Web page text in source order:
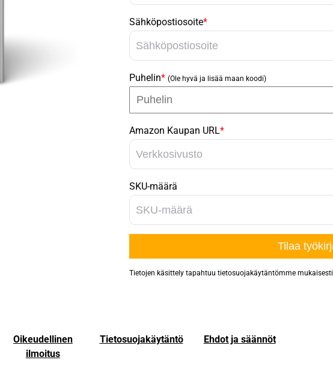
Sähköpostiosoite*
Puhelin* (Ole hyvä ja lisää maan koodi)
Amazon Kaupan URL*
SKU-määrä
Tietojen käsittely tapahtuu tietosuojakäytäntömme mukaisesti
Oikeudellinen
ilmoitus
Tietosuojakäytäntö Ehdot ja säännöt